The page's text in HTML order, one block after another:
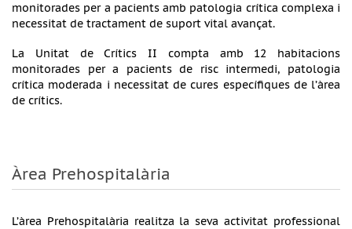
monitorades per a pacients amb patologia crítica complexa i
necessitat de tractament de suport vital avançat.
La Unitat de Crítics II compta amb 12 habitacions
monitorades per a pacients de risc intermedi, patologia
crítica moderada i necessitat de cures específiques de l’àrea
de crítics.
Àrea Prehospitalària
L’àrea Prehospitalària realitza la seva activitat professional